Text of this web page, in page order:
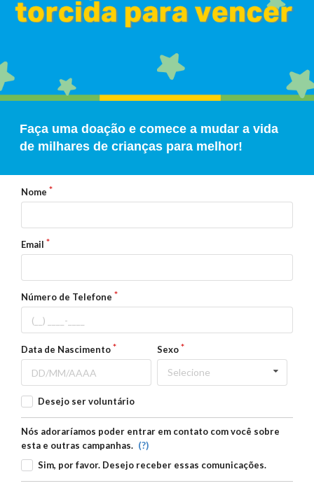
Faça uma doação e comece a mudar a vida
de milhares de crianças para melhor!
Nome
Email
Número de Telefone
Data de Nascimento Sexo
Selecione
Desejo ser voluntário
Nós adoraríamos poder entrar em contato com você sobre
esta e outras campanhas. (?)
Sim, por favor. Desejo receber essas comunicações.